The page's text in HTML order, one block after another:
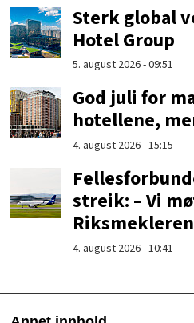
Sterk global
Hotel Group
5. august 2026 - 09:51
God juli for
hotellene,
4. august 2026 - 15:15
streik: – Vi
4. august 2026 - 10:41